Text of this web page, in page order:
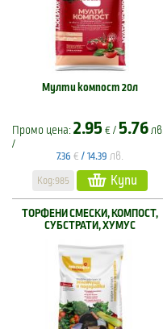
Мулти компост 20л
Промо цена: 2.95 € / 5.76
/
7.36 € / 14.39 лв.
Код:985 Купи
ТОРФЕНИ СМЕСКИ, КОМПОСТ,
СУБСТРАТИ, ХУМУС